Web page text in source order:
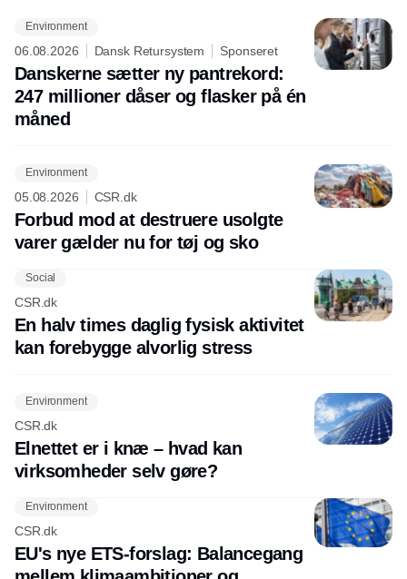
Environment
06.08.2026 Dansk Retursystem Sponseret
Danskerne sætter ny pantrekord:
247 millioner dåser og flasker på én
måned
Environment
05.08.2026 CSR.dk
Forbud mod at destruere usolgte
varer gælder nu for tøj og sko
Social
CSR.dk
En halv times daglig fysisk aktivitet
kan forebygge alvorlig stress
Environment
CSR.dk
Elnettet er i knæ – hvad kan
virksomheder selv gøre?
Environment
CSR.dk
EU's nye ETS-forslag: Balancegang